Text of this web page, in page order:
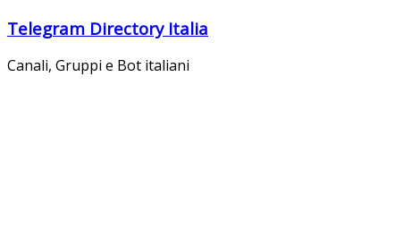
Salta
contenuto
Telegram Directory Italia
Canali, Gruppi e Bot italiani